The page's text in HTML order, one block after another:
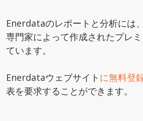
Enerdataのレポートと分析には
専門家によって作成されたプレ
ています。
Enerdataウェブサイト に無料登
表を要求することができます。